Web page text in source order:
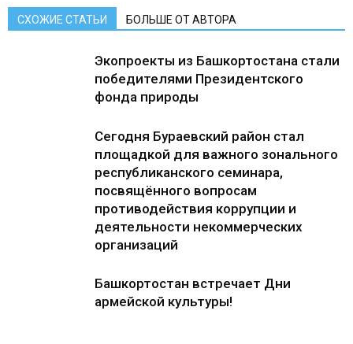
СХОЖИЕ СТАТЬИ БОЛЬШЕ ОТ АВТОРА
Экопроекты из Башкортостана стали
победителями Президентского
фонда природы
Сегодня Бураевский район стал
площадкой для важного зонального
республиканского семинара,
посвящённого вопросам
противодействия коррупции и
деятельности некоммерческих
организаций
Башкортостан встречает Дни
армейской культуры!